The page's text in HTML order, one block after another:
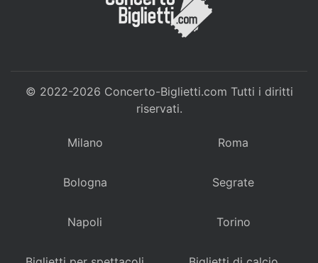
© 2022-2026 Concerto-Biglietti.com Tutti i diritti
riservati.
Milano Roma
Bologna Segrate
Napoli Torino